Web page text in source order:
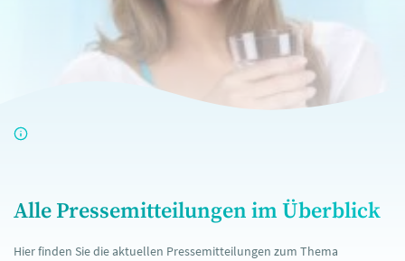
Alle Pressemitteilungen im Überblick
Hier finden Sie die aktuellen Pressemitteilungen zum Thema